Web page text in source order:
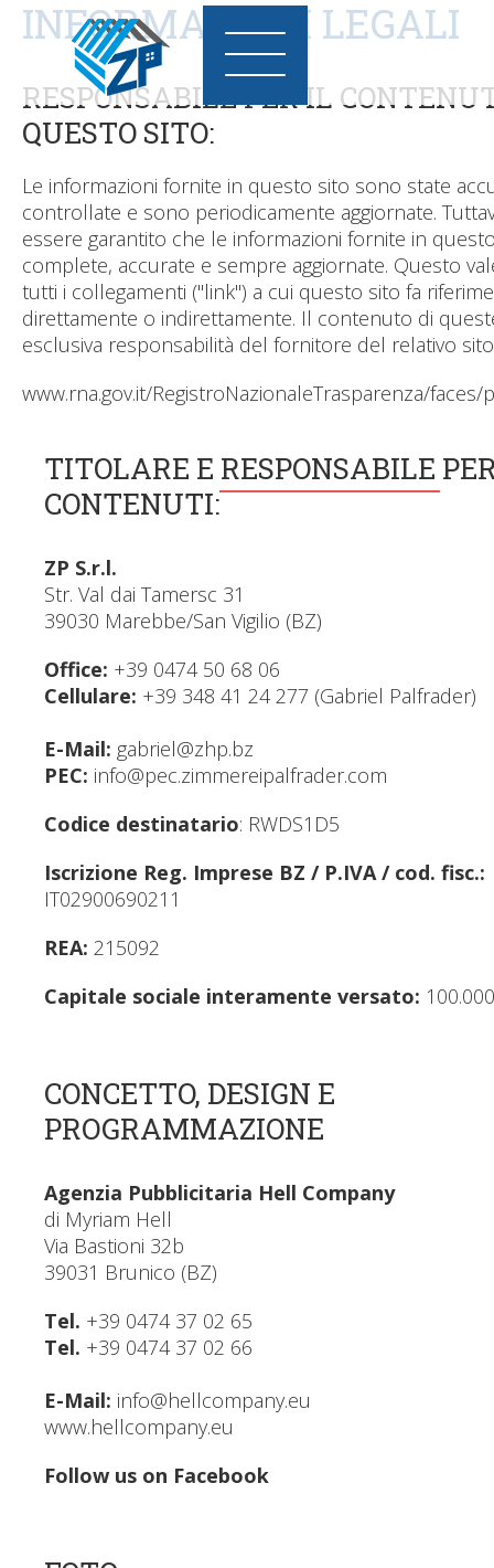
INFORMAZIONI LEGALI
RESPONSABILE PER IL
QUESTO SITO:
Le informazioni fornite in questo sito sono state
controllate e sono periodicamente aggiornate.
essere garantito che le informazioni fornite in
complete, accurate e sempre aggiornate. Questo
tutti i collegamenti ("link") a cui questo sito fa
direttamente o indirettamente. Il contenuto di
esclusiva responsabilità del fornitore del relativo
www.rna.gov.it/RegistroNazionaleTrasparenza/
TITOLARE E RESPONSABILE
CONTENUTI:
ZP S.r.l.
Str. Val dai Tamersc 31
39030 Marebbe/San Vigilio (BZ)
Office: +39 0474 50 68 06
Cellulare: +39 348 41 24 277 (Gabriel Palfrader)
E-Mail: gabriel@zhp.bz
PEC: info@pec.zimmereipalfrader.com
Codice destinatario: RWDS1D5
Iscrizione Reg. Imprese BZ / P.IVA / cod. fisc.:
IT02900690211
REA: 215092
Capitale sociale interamente versato:
CONCETTO, DESIGN E
PROGRAMMAZIONE
Agenzia Pubblicitaria Hell Company
di Myriam Hell
Via Bastioni 32b
39031 Brunico (BZ)
Tel. +39 0474 37 02 65
Tel. +39 0474 37 02 66
E-Mail: info@hellcompany.eu
www.hellcompany.eu
Follow us on Facebook